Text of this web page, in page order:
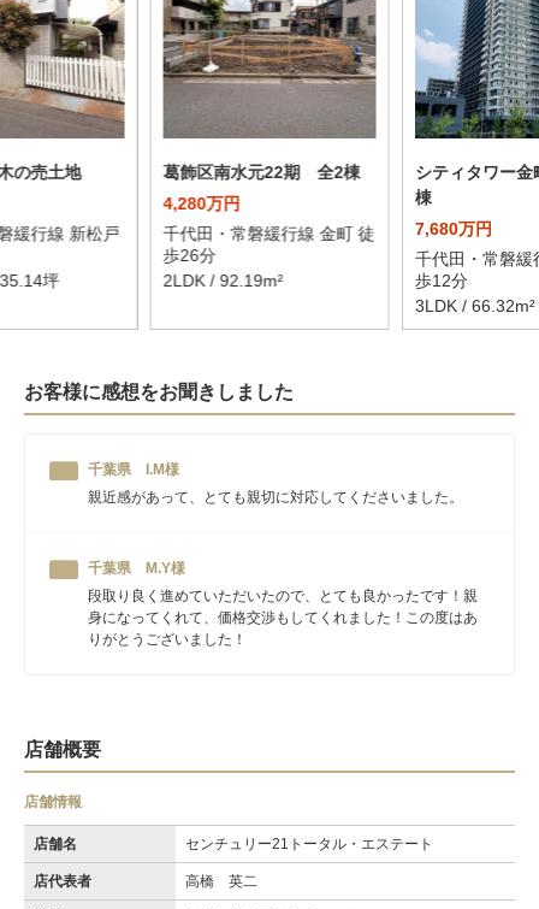
の売土地
緩行線 新松戸
坪
葛飾区南水元22期 全2棟
4,280万円
千代田・常磐緩行線 金町 徒
歩26分
2LDK / 92.19m²
シティタワー
棟
7,680万円
千代田・常磐緩
歩12分
3LDK / 66.32m²
お客様に感想をお聞きしました
千葉県 I.M様
親近感があって、とても親切に対応してくださいました。
千葉県 M.Y様
段取り良く進めていただいたので、とても良かったです！親
身になってくれて、価格交渉もしてくれました！この度はあ
りがとうございました！
店舗概要
店舗情報
店舗名 センチュリー21トータル・エステート
店代表者 高橋 英二